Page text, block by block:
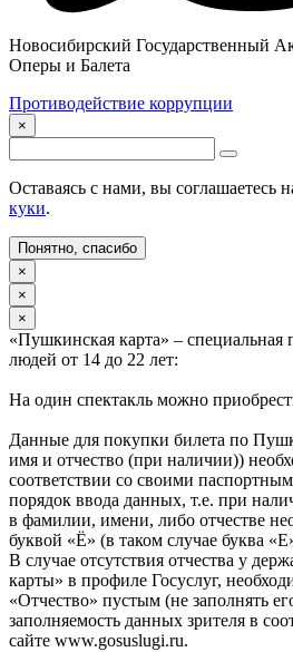
Новосибирский Государственный
Оперы и Балета
Противодействие коррупции
×
Оставаясь с нами, вы соглашаетесь
куки.
Понятно, спасибо
×
×
×
«Пушкинская карта» –
людей от 14 до 22 лет:
На один спектакль можно
Данные для покупки билета по
имя и отчество (при наличии))
соответствии со своими
порядок ввода данных, т.е. при
в фамилии, имени, либо отчестве
буквой «Ё» (в таком случае буква
В случае отсутствия отчества у
карты» в профиле Госуслуг,
«Отчество» пустым (не заполнять
заполняемость данных зрителя в
сайте www.gosuslugi.ru.